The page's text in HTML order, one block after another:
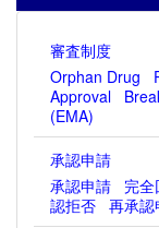
審査制度
Orphan Drug
Approval
(EMA)
承認申請
承認申請
完全
認拒否 再承認